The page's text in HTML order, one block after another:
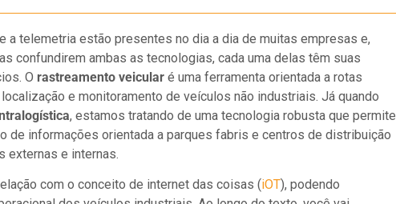
a telemetria estão presentes no dia a dia de muitas empresas e,
confundirem ambas as tecnologias, cada uma delas têm suas
O rastreamento veicular é uma ferramenta orientada a rotas
e monitoramento de veículos não industriais. Já quando
, estamos tratando de uma tecnologia robusta que permite
de informações orientada a parques fabris e centros de distribuição
externas e internas.
com o conceito de internet das coisas (iOT), podendo